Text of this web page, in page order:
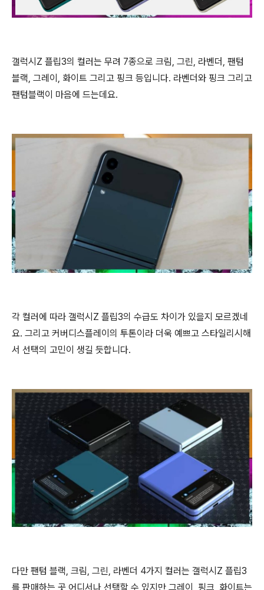
갤럭시Z 플립3의 컬러는 무려 7종으로 크림, 그린, 라벤더, 팬텀
블랙, 그레이, 화이트 그리고 핑크 등입니다. 라벤더와 핑크 그리고
팬텀블랙이 마음에 드는데요.
각 컬러에 따라 갤럭시Z 플립3의 수급도 차이가 있을지 모르겠네
요. 그리고 커버디스플레이의 투톤이라 더욱 예쁘고 스타일리시해
서 선택의 고민이 생길 듯합니다.
다만 팬텀 블랙, 크림, 그린, 라벤더 4가지 컬러는 갤럭시Z 플립3
를 판매하는 곳 어디서나 선택할 수 있지만 그레이, 핑크, 화이트는